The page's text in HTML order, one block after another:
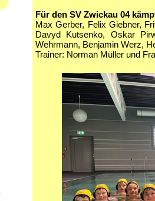
Für den SV Zwickau 04
Max Gerber, Felix Giebner,
Davyd Kutsenko, Oskar
Wehrmann, Benjamin Werz,
Trainer: Norman Müller und